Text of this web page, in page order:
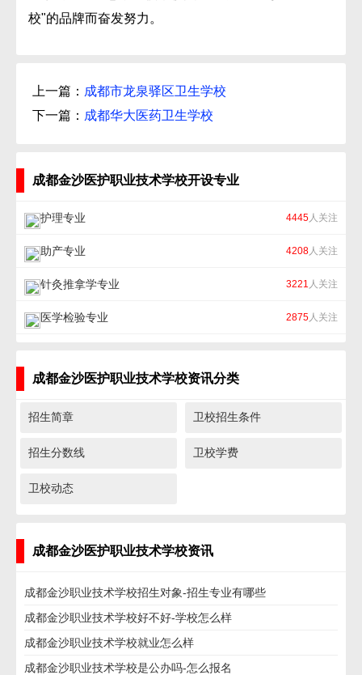
校"的品牌而奋发努力。
上一篇： 成都市龙泉驿区卫生学校
下一篇： 成都华大医药卫生学校
成都金沙医护职业技术学校开设专业
护理专业 4445人关注
助产专业 4208人关注
针灸推拿学专业 3221 人关注
医学检验专业 2875人关注
成都金沙医护职业技术学校资讯分类
招生简章 卫校招生条件
招生分数线 卫校学费
卫校动态
成都金沙医护职业技术学校资讯
成都金沙职业技术学校招生对象-招生专业有哪些
成都金沙职业技术学校好不好-学校怎么样
成都金沙职业技术学校就业怎么样
成都金沙职业技术学校是公办吗-怎么报名